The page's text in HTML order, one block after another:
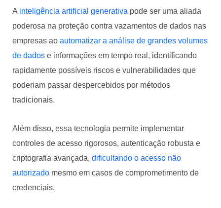
A inteligência artificial generativa pode ser uma aliada
poderosa na proteção contra vazamentos de dados nas
empresas ao automatizar a análise de grandes volumes
de dados e informações em tempo real, identificando
rapidamente possíveis riscos e vulnerabilidades que
poderiam passar despercebidos por métodos
tradicionais.
Além disso, essa tecnologia permite implementar
controles de acesso rigorosos, autenticação robusta e
criptografia avançada, dificultando o acesso não
autorizado mesmo em casos de comprometimento de
credenciais.